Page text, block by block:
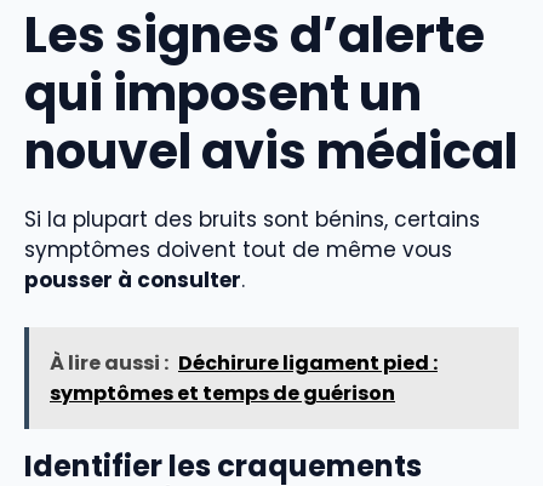
Les signes d’alerte
qui imposent un
nouvel avis médical
Si la plupart des bruits sont bénins, certains
symptômes doivent tout de même vous
pousser à consulter.
À lire aussi : Déchirure ligament pied :
symptômes et temps de guérison
Identifier les craquements